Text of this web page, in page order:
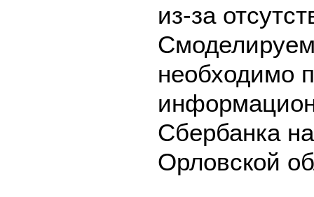
из-за
необходимо
Сбербанка
Орловской